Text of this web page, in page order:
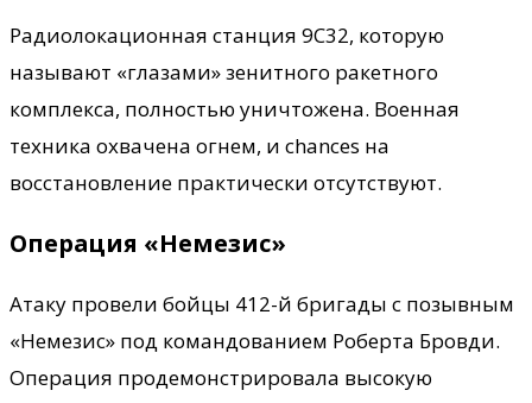
Радиолокационная станция 9С32, которую
называют «глазами» зенитного ракетного
комплекса, полностью уничтожена. Военная
техника охвачена огнем, и chances на
восстановление практически отсутствуют.
Операция «Немезис»
Атаку провели бойцы 412-й бригады с позывным
«Немезис» под командованием Роберта Бровди.
Операция продемонстрировала высокую